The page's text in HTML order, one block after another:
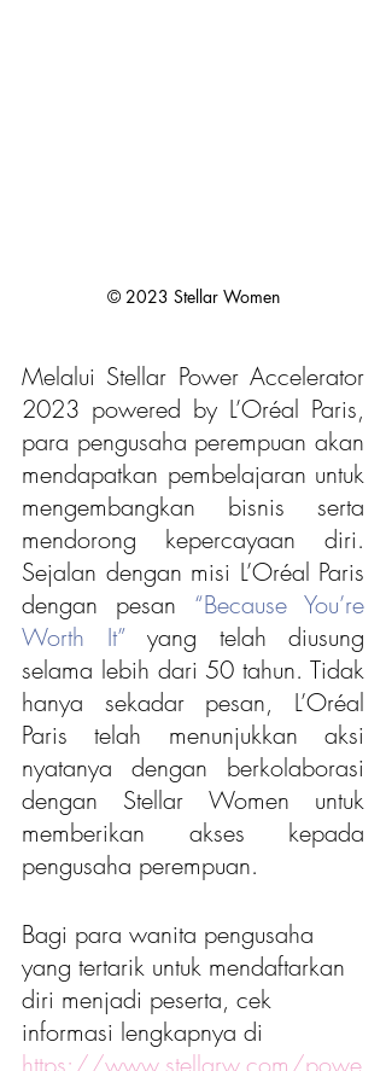
© 2023 Stellar Women
Melalui Stellar Power Accelerator
2023 powered by L’Oréal Paris,
para pengusaha perempuan akan
mendapatkan pembelajaran untuk
mengembangkan bisnis serta
mendorong kepercayaan diri.
Sejalan dengan misi L’Oréal Paris
dengan pesan “Because You’re
Worth It” yang telah diusung
selama lebih dari 50 tahun. Tidak
hanya sekadar pesan, L’Oréal
Paris telah menunjukkan aksi
nyatanya dengan berkolaborasi
dengan Stellar Women untuk
memberikan akses kepada
pengusaha perempuan.
Bagi para wanita pengusaha
yang tertarik untuk mendaftarkan
diri menjadi peserta, cek
informasi lengkapnya di
https://www.stellarw.com/powe